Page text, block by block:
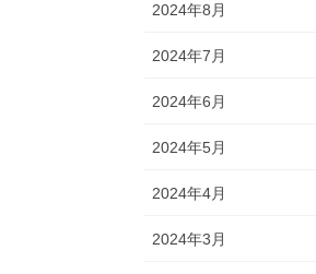
2024年8月
2024年7月
2024年6月
2024年5月
2024年4月
2024年3月